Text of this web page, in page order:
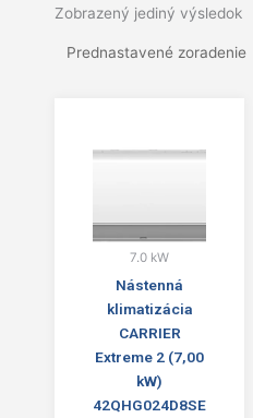
Zobrazený jediný výsledok
7.0 kW
Nástenná
klimatizácia
CARRIER
Extreme 2 (7,00
kW)
42QHG024D8SE